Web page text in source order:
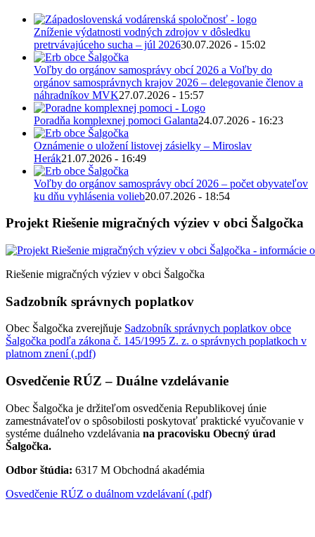
Zníženie výdatnosti vodných zdrojov v dôsledku
pretrvávajúceho sucha – júl 202630.07.2026 - 15:02
Voľby do orgánov samosprávy obcí 2026 a Voľby do
orgánov samosprávnych krajov 2026 – delegovanie členov a
náhradníkov MVK27.07.2026 - 15:57
Poradňa komplexnej pomoci Galanta24.07.2026 - 16:23
Oznámenie o uložení listovej zásielky – Miroslav
Herák21.07.2026 - 16:49
Voľby do orgánov samosprávy obcí 2026 – počet obyvateľov
ku dňu vyhlásenia volieb20.07.2026 - 18:54
Projekt Riešenie migračných výziev v obci Šalgočka
Riešenie migračných výziev v obci Šalgočka
Sadzobník správnych poplatkov
Obec Šalgočka zverejňuje Sadzobník správnych poplatkov obce
Šalgočka podľa zákona č. 145/1995 Z. z. o správnych poplatkoch v
platnom znení (.pdf)
Osvedčenie RÚZ – Duálne vzdelávanie
Obec Šalgočka je držiteľom osvedčenia Republikovej únie
zamestnávateľov o spôsobilosti poskytovať praktické vyučovanie v
systéme duálneho vzdelávania na pracovisku Obecný úrad
Šalgočka.
Odbor štúdia: 6317 M Obchodná akadémia
Osvedčenie RÚZ o duálnom vzdelávaní (.pdf)